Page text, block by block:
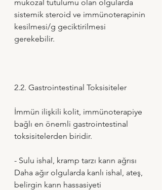
mukozal tutulumu olan olgularda
sistemik steroid ve immünoterapinin
kesilmesi/g geciktirilmesi
gerekebilir.
2.2. Gastrointestinal Toksisiteler
İmmün ilişkili kolit, immünoterapiye
bağlı en önemli gastrointestinal
toksisitelerden biridir.
- Sulu ishal, kramp tarzı karın ağrısı
Daha ağır olgularda kanlı ishal, ateş,
belirgin karın hassasiyeti